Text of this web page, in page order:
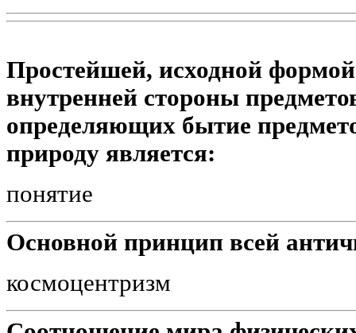
Простейшей, исходной
внутренней стороны
определяющих бытие
природу является:
понятие
Основной принцип всей
космоцентризм